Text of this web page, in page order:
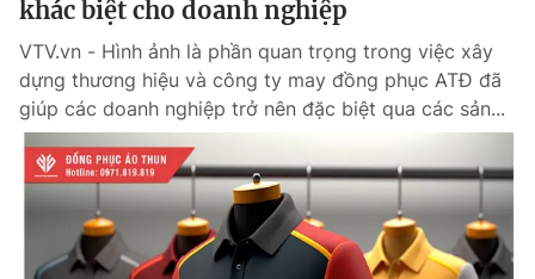
khác biệt cho doanh nghiệp
VTV.vn - Hình ảnh là phần quan trọng trong việc xây
dựng thương hiệu và công ty may đồng phục ATĐ đã
giúp các doanh nghiệp trở nên đặc biệt qua các sản...